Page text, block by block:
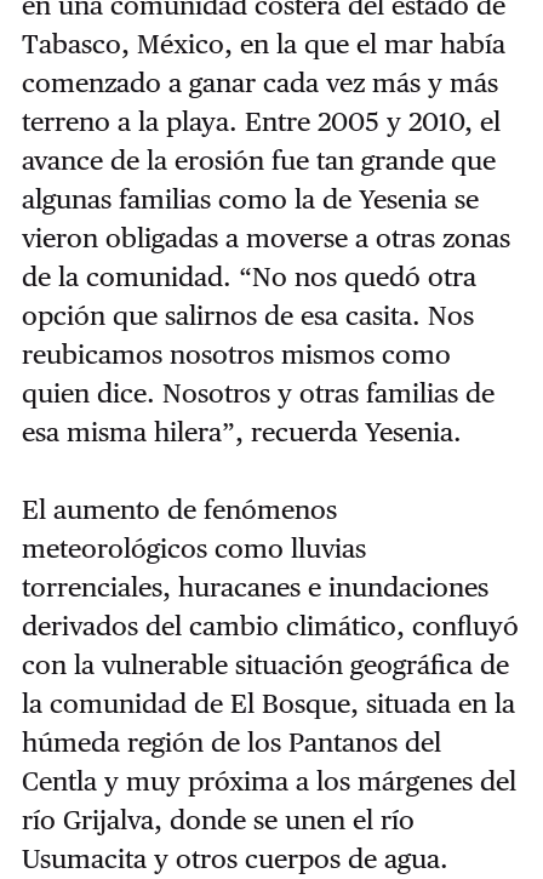
Tabasco, México, en la que el mar había
comenzado a ganar cada vez más y más
terreno a la playa. Entre 2005 y 2010, el
avance de la erosión fue tan grande que
algunas familias como la de Yesenia se
vieron obligadas a moverse a otras zonas
de la comunidad. “No nos quedó otra
opción que salirnos de esa casita. Nos
reubicamos nosotros mismos como
quien dice. Nosotros y otras familias de
esa misma hilera”, recuerda Yesenia.
El aumento de fenómenos
meteorológicos como lluvias
torrenciales, huracanes e inundaciones
derivados del cambio climático, confluyó
con la vulnerable situación geográfica de
la comunidad de El Bosque, situada en la
húmeda región de los Pantanos del
Centla y muy próxima a los márgenes del
río Grijalva, donde se unen el río
Usumacita y otros cuerpos de agua.